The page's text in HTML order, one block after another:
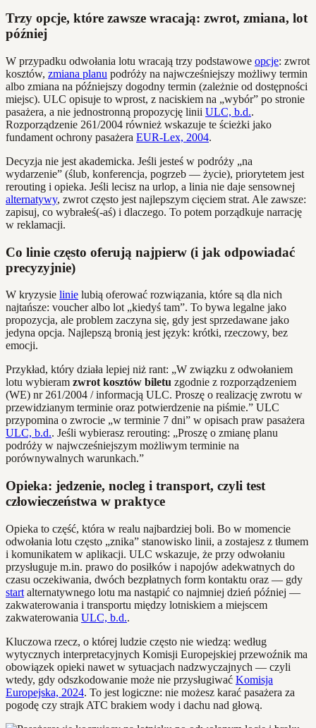
Trzy opcje, które zawsze wracają: zwrot, zmiana, lot
później
W przypadku odwołania lotu wracają trzy podstawowe opcje: zwrot
kosztów, zmiana planu podróży na najwcześniejszy możliwy termin
albo zmiana na późniejszy dogodny termin (zależnie od dostępności
miejsc). ULC opisuje to wprost, z naciskiem na „wybór” po stronie
pasażera, a nie jednostronną propozycję linii ULC, b.d..
Rozporządzenie 261/2004 również wskazuje te ścieżki jako
fundament ochrony pasażera EUR-Lex, 2004.
Decyzja nie jest akademicka. Jeśli jesteś w podróży „na
wydarzenie” (ślub, konferencja, pogrzeb — życie), priorytetem jest
rerouting i opieka. Jeśli lecisz na urlop, a linia nie daje sensownej
alternatywy, zwrot często jest najlepszym cięciem strat. Ale zawsze:
zapisuj, co wybrałeś(-aś) i dlaczego. To potem porządkuje narrację
w reklamacji.
Co linie często oferują najpierw (i jak odpowiadać
precyzyjnie)
W kryzysie linie lubią oferować rozwiązania, które są dla nich
najtańsze: voucher albo lot „kiedyś tam”. To bywa legalne jako
propozycja, ale problem zaczyna się, gdy jest sprzedawane jako
jedyna opcja. Najlepszą bronią jest język: krótki, rzeczowy, bez
emocji.
Przykład, który działa lepiej niż rant: „W związku z odwołaniem
lotu wybieram zwrot kosztów biletu zgodnie z rozporządzeniem
(WE) nr 261/2004 / informacją ULC. Proszę o realizację zwrotu w
przewidzianym terminie oraz potwierdzenie na piśmie.” ULC
przypomina o zwrocie „w terminie 7 dni” w opisach praw pasażera
ULC, b.d.. Jeśli wybierasz rerouting: „Proszę o zmianę planu
podróży w najwcześniejszym możliwym terminie na
porównywalnych warunkach.”
Opieka: jedzenie, nocleg i transport, czyli test
człowieczeństwa w praktyce
Opieka to część, która w realu najbardziej boli. Bo w momencie
odwołania lotu często „znika” stanowisko linii, a zostajesz z tłumem
i komunikatem w aplikacji. ULC wskazuje, że przy odwołaniu
przysługuje m.in. prawo do posiłków i napojów adekwatnych do
czasu oczekiwania, dwóch bezpłatnych form kontaktu oraz — gdy
start alternatywnego lotu ma nastąpić co najmniej dzień później —
zakwaterowania i transportu między lotniskiem a miejscem
zakwaterowania ULC, b.d..
Kluczowa rzecz, o której ludzie często nie wiedzą: według
wytycznych interpretacyjnych Komisji Europejskiej przewoźnik ma
obowiązek opieki nawet w sytuacjach nadzwyczajnych — czyli
wtedy, gdy odszkodowanie może nie przysługiwać Komisja
Europejska, 2024. To jest logiczne: nie możesz karać pasażera za
pogodę czy strajk ATC brakiem wody i dachu nad głową.